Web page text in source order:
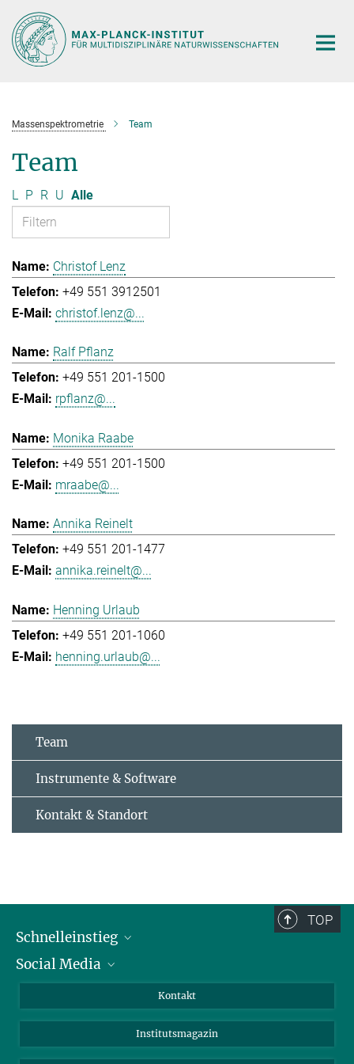
Hauptinhalt
Massenspektrometrie Team
Team
L P R U Alle
Christof Lenz
+49 551 3912501
christof.lenz@...
Ralf Pflanz
+49 551 201-1500
rpflanz@...
Monika Raabe
+49 551 201-1500
mraabe@...
Annika Reinelt
+49 551 201-1477
annika.reinelt@...
Henning Urlaub
+49 551 201-1060
henning.urlaub@...
Team
Instrumente & Software
Kontakt & Standort
TOP
Schnelleinstieg
Alumni
Social Media
Facebook
Kontakt
Institutsmagazin